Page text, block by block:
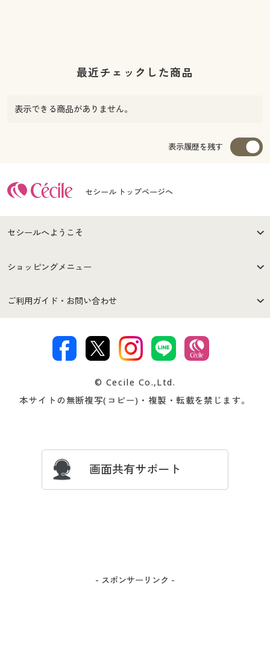
最近チェックした商品
表示できる商品がありません。
表示履歴を残す
セシール トップページへ
セシールへようこそ
はじめての方へ
セシールご利用規約
著作権・商標について 会社案内
ショッピングメニュー
商品カテゴリ
プレゼント＆キャンペーン サイトマップ
ご利用ガイド・お問い合わせ
交換・返品は お支払は
ついて
忘れの場合
© Cecile Co.,Ltd.
本サイトの無断複写(コピー)・複製・転載を禁じます。
画面共有サポート
- スポンサーリンク -